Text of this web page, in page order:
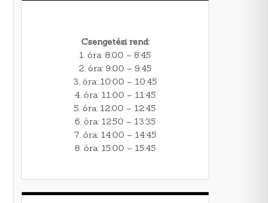
Csengetési rend:
1. óra: 8:00 – 8:45
2. óra: 9:00 – 9:45
3. óra: 10:00 – 10:45
4. óra: 11:00 – 11:45
5. óra: 12:00 – 12:45
6. óra: 12:50 – 13:35
7. óra: 14:00 – 14:45
8. óra: 15:00 – 15:45